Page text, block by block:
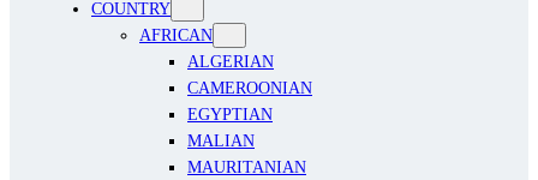
COUNTRY
AFRICAN
ALGERIAN
CAMEROONIAN
EGYPTIAN
MALIAN
MAURITANIAN